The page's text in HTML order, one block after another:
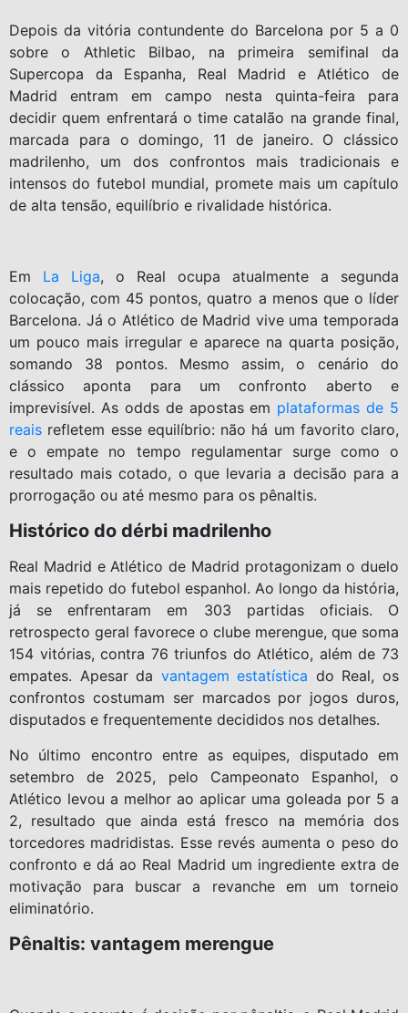
Depois da vitória contundente do Barcelona por 5 a 0
sobre o Athletic Bilbao, na primeira semifinal da
Supercopa da Espanha, Real Madrid e Atlético de
Madrid entram em campo nesta quinta-feira para
decidir quem enfrentará o time catalão na grande final,
marcada para o domingo, 11 de janeiro. O clássico
madrilenho, um dos confrontos mais tradicionais e
intensos do futebol mundial, promete mais um capítulo
de alta tensão, equilíbrio e rivalidade histórica.
Em La Liga, o Real ocupa atualmente a segunda
colocação, com 45 pontos, quatro a menos que o líder
Barcelona. Já o Atlético de Madrid vive uma temporada
um pouco mais irregular e aparece na quarta posição,
somando 38 pontos. Mesmo assim, o cenário do
clássico aponta para um confronto aberto e
imprevisível. As odds de apostas em plataformas de 5
reais refletem esse equilíbrio: não há um favorito claro,
e o empate no tempo regulamentar surge como o
resultado mais cotado, o que levaria a decisão para a
prorrogação ou até mesmo para os pênaltis.
Histórico do dérbi madrilenho
Real Madrid e Atlético de Madrid protagonizam o duelo
mais repetido do futebol espanhol. Ao longo da história,
já se enfrentaram em 303 partidas oficiais. O
retrospecto geral favorece o clube merengue, que soma
154 vitórias, contra 76 triunfos do Atlético, além de 73
empates. Apesar da vantagem estatística do Real, os
confrontos costumam ser marcados por jogos duros,
disputados e frequentemente decididos nos detalhes.
No último encontro entre as equipes, disputado em
setembro de 2025, pelo Campeonato Espanhol, o
Atlético levou a melhor ao aplicar uma goleada por 5 a
2, resultado que ainda está fresco na memória dos
torcedores madridistas. Esse revés aumenta o peso do
confronto e dá ao Real Madrid um ingrediente extra de
motivação para buscar a revanche em um torneio
eliminatório.
Pênaltis: vantagem merengue